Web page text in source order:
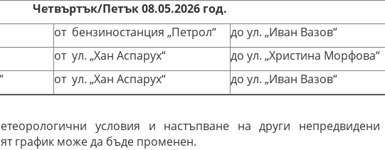
Четвъртък/Петък 08.05.2026 год.
от бензиностанция „Петрол“
до ул. „Иван Вазов“
от ул. „Хан Аспарух“
до ул. „Христина Морфова“
от ул. „Хан Аспарух“ до ул. „Иван Вазов“
условия и настъпване на други непредвидени
график може да бъде променен.